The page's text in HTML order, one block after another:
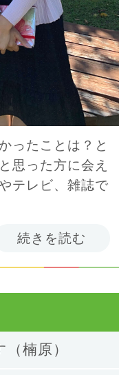
ったことは？と
思った方に会え
テレビ、雑誌で
続きを読む
楠原）